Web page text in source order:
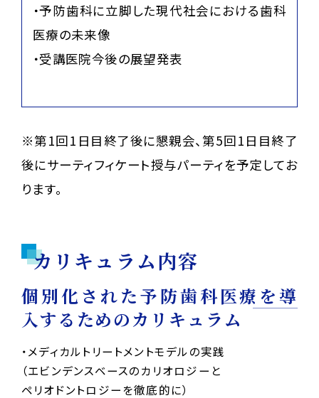
・予防歯科に立脚した現代社会における歯科
医療の未来像
・受講医院今後の展望発表
※第1回1日目終了後に懇親会、第5回1日目終了
後にサーティフィケート授与パーティを予定してお
ります。
カリキュラム内容
個別化された予防歯科医療を導
入するためのカリキュラム
・メディカルトリートメントモデルの実践
（エビンデンスベースのカリオロジーと
ペリオドントロジーを徹底的に）